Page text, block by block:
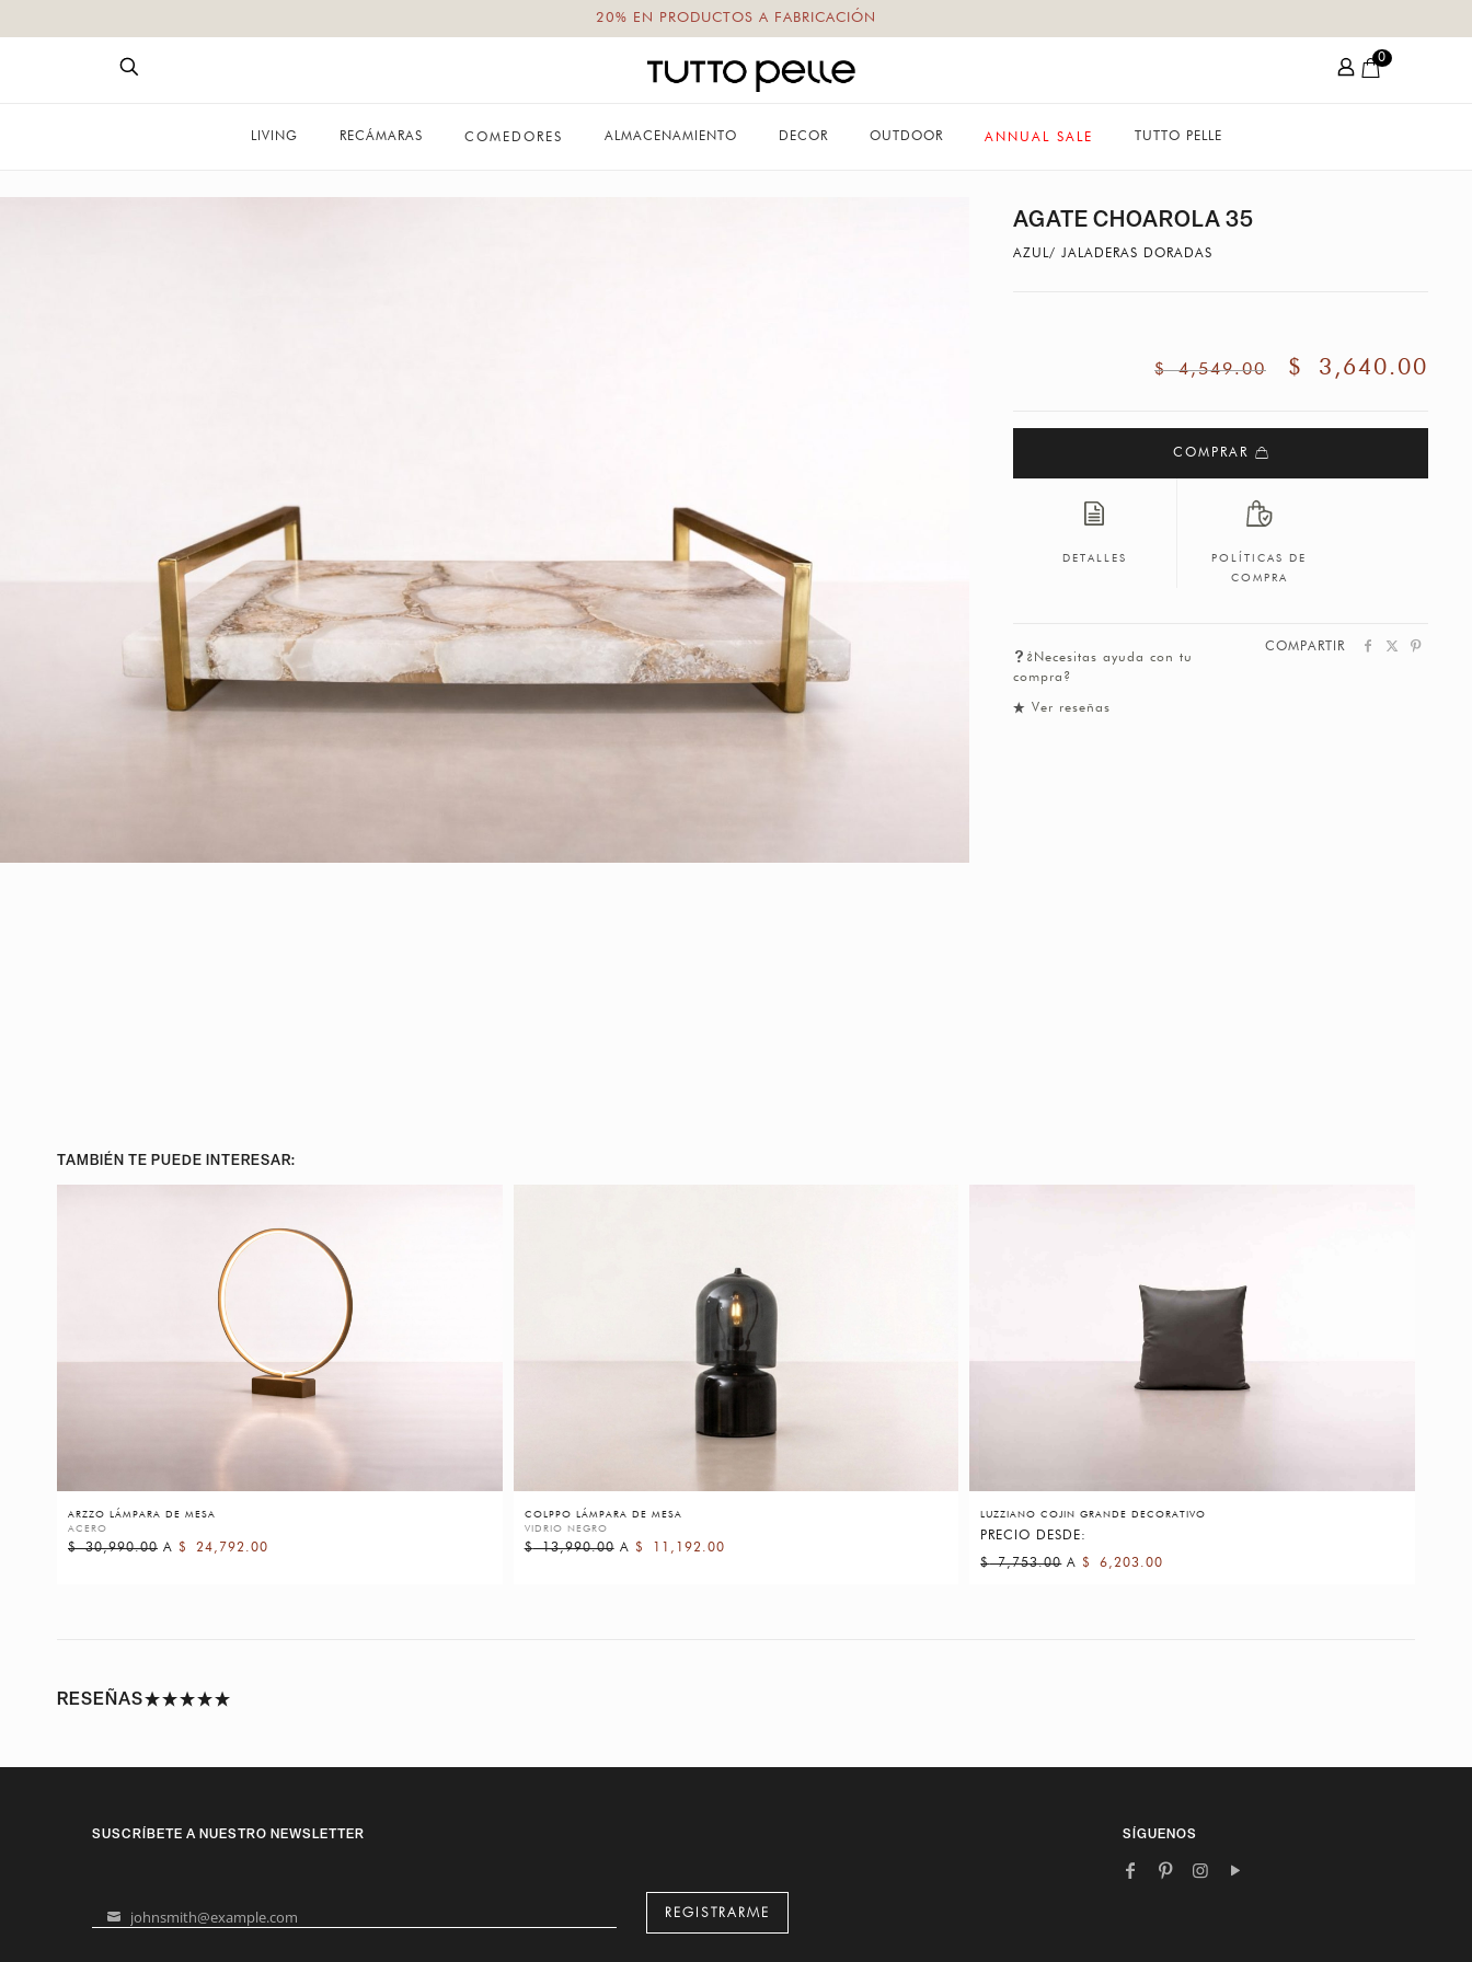
20% EN PRODUCTOS A FABRICACIÓN
0
LIVING RECÁMARAS COMEDORES ALMACENAMIENTO DECOR OUTDOOR ANNUAL SALE TUTTO PELLE
AGATE CHOAROLA 35
AZUL/ JALADERAS DORADAS
$4,549.00 $ 3,640.00
COMPRAR
DETALLES
POLÍTICAS DE
COMPRA
¿Necesitas ayuda con tu
compra?
Ver reseñas
COMPARTIR
TAMBIÉN TE PUEDE INTERESAR:
ARZZO LÁMPARA DE MESA
ACERO
$30,990.00 A $ 24,792.00
COLPPO LÁMPARA DE MESA
VIDRIO NEGRO
$13,990.00A $ 11,192.00
LUZZIANO COJIN GRANDE DECORATIVO
PRECIO DESDE:
$7,753.00A $ 6,203.00
RESEÑAS
SUSCRÍBETE A NUESTRO NEWSLETTER
Your johnsmith@example.com REGISTRARME
SÍGUENOS